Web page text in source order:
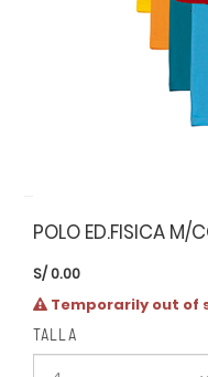
POLO ED.FISICA M/
S/0.00
Temporarily out of
TALLA